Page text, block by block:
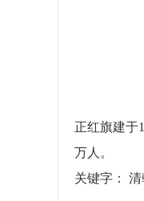
正红旗建于
万人。
关键字： 清